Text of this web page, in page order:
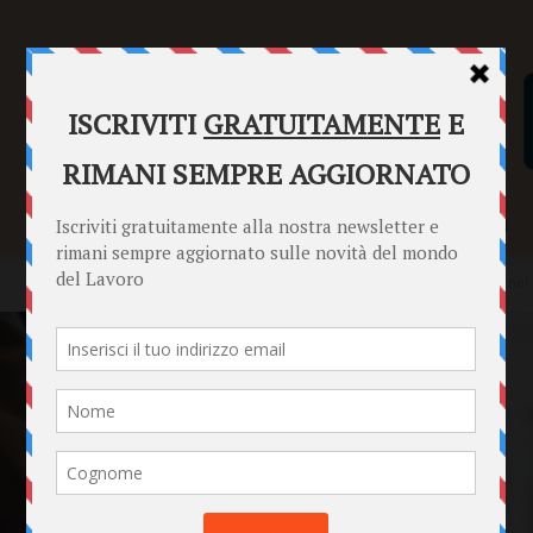
SENTENZE FORMULARI PUNTO INFORMAZIONI
Home Punto Informazioni Rioccupazione